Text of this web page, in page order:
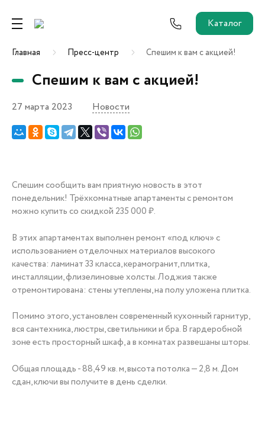
Каталог
Собственникам и новоселам
Ремонт от застройщика
Трейд-Ин
Новостройки
О застройщике
Как купить?
+7 (3452) 56-10-56
Главная Пресс-центр Спешим к вам с акцией!
Спешим к вам с акцией!
27 марта 2023 Новости
Спешим сообщить вам приятную новость в этот
понедельник! Трёхкомнатные апартаменты с ремонтом
можно купить со скидкой 235 000 ₽.
В этих апартаментах выполнен ремонт «под ключ» с
использованием отделочных материалов высокого
качества: ламинат 33 класса, керамогранит, плитка,
инсталляции, флизелиновые холсты. Лоджия также
отремонтирована: стены утеплены, на полу уложена плитка.
Помимо этого, установлен современный кухонный гарнитур,
вся сантехника, люстры, светильники и бра. В гардеробной
зоне есть просторный шкаф, а в комнатах развешаны шторы.
Общая площадь - 88,49 кв. м, высота потолка — 2,8 м. Дом
сдан, ключи вы получите в день сделки.